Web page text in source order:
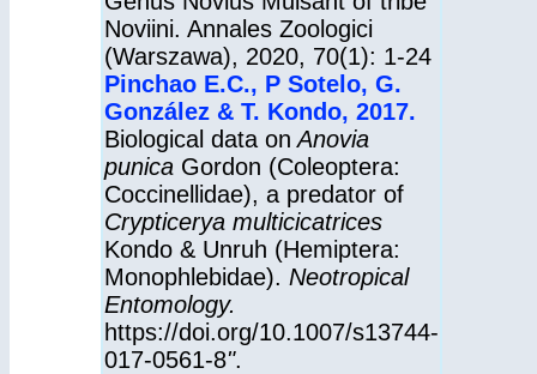
Noviini. Annales Zoologici
(Warszawa), 2020, 70(1): 1-24
Pinchao E.C., P Sotelo, G.
González & T. Kondo, 2017.
Biological data on Anovia
punica Gordon (Coleoptera:
Coccinellidae), a predator of
Crypticerya multicicatrices
Kondo & Unruh (Hemiptera:
Monophlebidae). Neotropical
Entomology.
https://doi.org/10.1007/s13744-
017-0561-8".